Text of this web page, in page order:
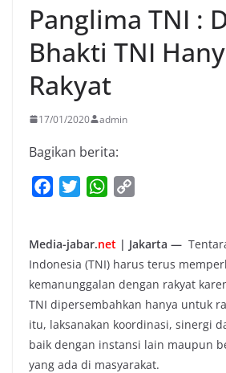
Panglima TNI :
Bhakti TNI
Rakyat
17/01/2020 admin
Bagikan berita:
e
b
o
o
k
t
t
e
r
W
t
s
A
p
p
y
L
i
n
k
Media-jabar.net | Jakarta —
Indonesia (TNI) harus terus
kemanunggalan dengan rakyat
TNI dipersembahkan hanya untuk
itu, laksanakan koordinasi, sinergi
baik dengan instansi lain maupun
yang ada di masyarakat.